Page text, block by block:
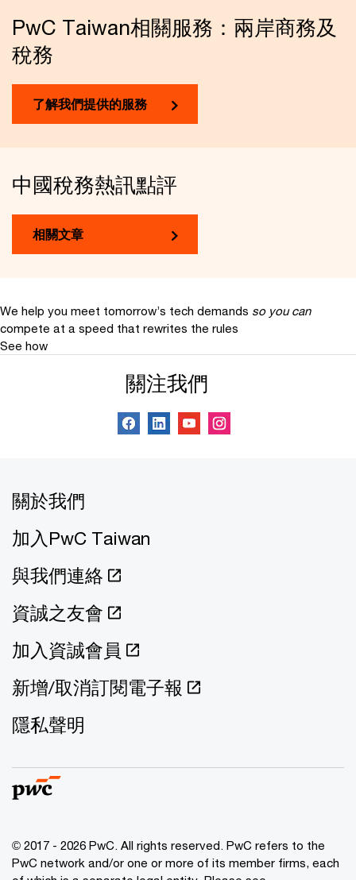
PwC Taiwan相關服務：兩岸商務及
稅務
了解我們提供的服務
中國稅務熱訊點評
相關文章
We help you meet tomorrow’s tech demands so you can
compete at a speed that rewrites the rules
See how
關注我們
關於我們
加入PwC Taiwan
與我們連絡
資誠之友會
加入資誠會員
新增/取消訂閱電子報
隱私聲明
© 2017 - 2026 PwC. All rights reserved. PwC refers to the
PwC network and/or one or more of its member firms, each